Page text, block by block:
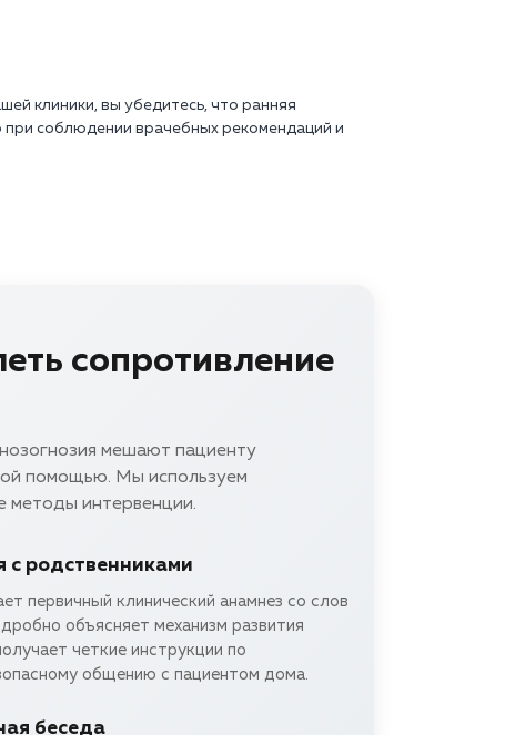
клиники, вы убедитесь, что ранняя
соблюдении врачебных рекомендаций и
сопротивление
мешают пациенту
помощью. Мы используем
методы интервенции.
с родственниками
первичный клинический анамнез со слов
объясняет механизм развития
четкие инструкции по
общению с пациентом дома.
беседа